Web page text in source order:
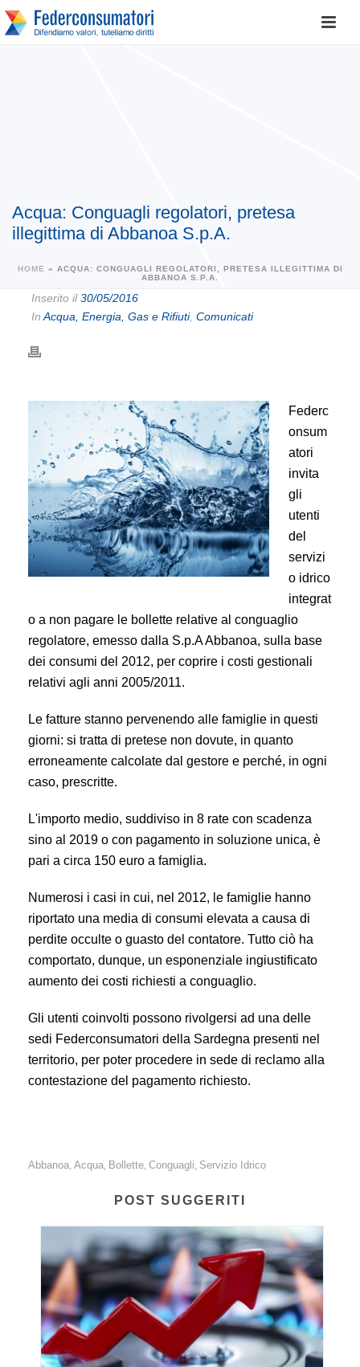
Acqua: Conguagli regolatori, pretesa
illegittima di Abbanoa S.p.A.
HOME »
ACQUA: CONGUAGLI REGOLATORI, PRETESA ILLEGITTIMA DI
ABBANOA S.P.A.
Inserito il30/05/2016
In Acqua, Energia, Gas e Rifiuti, Comunicati
Federc
onsum
atori
invita
gli
utenti
del
servizi
o idrico
integrat
o a non pagare le bollette relative al conguaglio
regolatore, emesso dalla S.p.A Abbanoa, sulla base
dei consumi del 2012, per coprire i costi gestionali
relativi agli anni 2005/2011.
Le fatture stanno pervenendo alle famiglie in questi
giorni: si tratta di pretese non dovute, in quanto
erroneamente calcolate dal gestore e perché, in ogni
caso, prescritte.
L'importo medio, suddiviso in 8 rate con scadenza
sino al 2019 o con pagamento in soluzione unica, è
pari a circa 150 euro a famiglia.
Numerosi i casi in cui, nel 2012, le famiglie hanno
riportato una media di consumi elevata a causa di
perdite occulte o guasto del contatore. Tutto ciò ha
comportato, dunque, un esponenziale ingiustificato
aumento dei costi richiesti a conguaglio.
Gli utenti coinvolti possono rivolgersi ad una delle
sedi Federconsumatori della Sardegna presenti nel
territorio, per poter procedere in sede di reclamo alla
contestazione del pagamento richiesto.
Abbanoa, Acqua, Bollette, Conguagli, Servizio Idrico
POST SUGGERITI